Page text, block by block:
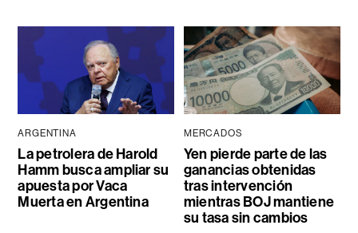
ARGENTINA
La petrolera de Harold
Hamm busca ampliar su
apuesta por Vaca
Muerta en Argentina
MERCADOS
Yen pierde parte de las
ganancias obtenidas
tras intervención
mientras BOJ mantiene
su tasa sin cambios